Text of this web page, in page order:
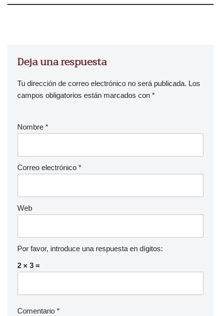
Deja una respuesta
Tu dirección de correo electrónico no será publicada. Los
campos obligatorios están marcados con *
Nombre *
Correo electrónico *
Web
Por favor, introduce una respuesta en dígitos:
2 × 3 =
Comentario *